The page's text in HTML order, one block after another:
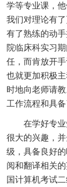
学等专业课，
我们对理论有
有了熟练的动
院临床科实习
任，而肯放开
也就更加积极
时地向老师请
工作流程和具
在学好专
很大的兴趣，
级，具备良好
阅和翻译相关
国计算机考试